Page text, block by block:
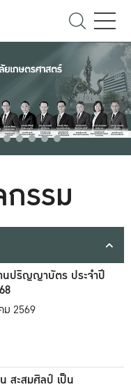
รรม
นปริญญาบัตร ประจำปี
2569
สะสมศิลป์ เป็น